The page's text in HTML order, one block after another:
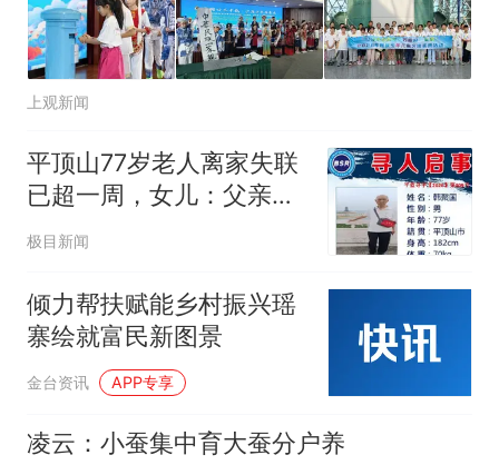
上观新闻
平顶山77岁老人离家失联
已超一周，女儿：父亲出
门去我的叔叔家结果坐错
证
极目新闻
倾力帮扶赋能乡村振兴瑶
寨绘就富民新图景
金台资讯 APP专享
凌云：小蚕集中育大蚕分户养